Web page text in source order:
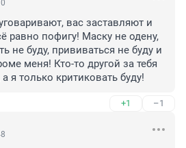
вас заставляют и
равно пофигу! Маску не одену,
не буду, прививаться не буду и
меня! Кто-то другой за тебя
я только критиковать буду!
+1 –1